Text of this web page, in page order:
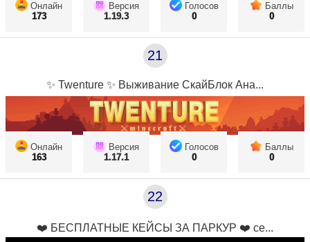
Онлайн
173
Версия
1.19.3
Голосов
0
Баллы
0
21
✨ Twenture ✨ Выживание СкайБлок Ана...
Онлайн
163
Версия
1.17.1
Голосов
0
Баллы
0
22
❤️ БЕСПЛАТНЫЕ КЕЙСЫ ЗА ПАРКУР ❤️ се...